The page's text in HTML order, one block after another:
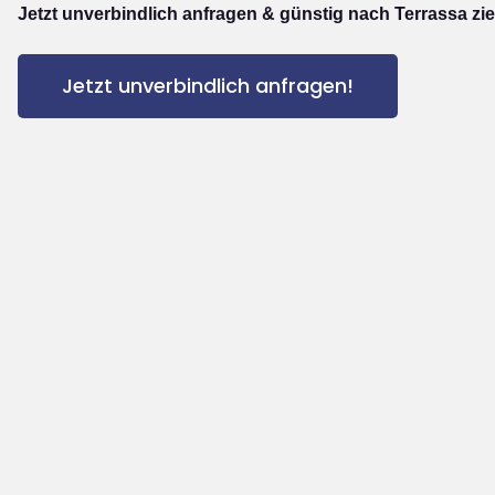
Jetzt unverbindlich anfragen & günstig nach Terrassa
Jetzt unverbindlich anfragen!